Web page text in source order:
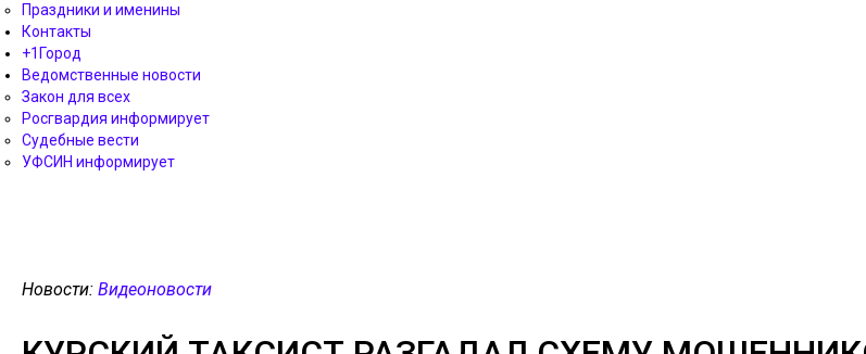
Праздники и именины
Контакты
+1Город
Ведомственные новости
Закон для всех
Росгвардия информирует
Судебные вести
УФСИН информирует
Новости: Видеоновости